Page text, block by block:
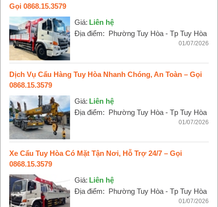
Gọi 0868.15.3579
Giá: Liên hệ
Địa điểm: Phường Tuy Hòa - Tp Tuy Hòa
01/07/2026
Dịch Vụ Cẩu Hàng Tuy Hòa Nhanh Chóng, An Toàn – Gọi
0868.15.3579
Giá: Liên hệ
Địa điểm: Phường Tuy Hòa - Tp Tuy Hòa
01/07/2026
Xe Cẩu Tuy Hòa Có Mặt Tận Nơi, Hỗ Trợ 24/7 – Gọi
0868.15.3579
Giá: Liên hệ
Địa điểm: Phường Tuy Hòa - Tp Tuy Hòa
01/07/2026